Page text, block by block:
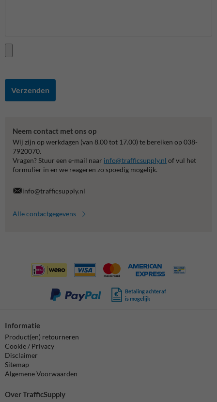
Verzenden
Neem contact met ons op
Wij zijn op werkdagen (van 8.00 tot 17.00) te bereiken op 038-
7920070.
Vragen? Stuur een e-mail naar info@trafficsupply.nl of vul het
formulier in en we reageren zo spoedig mogelijk.
info@trafficsupply.nl
Alle contactgegevens
Betaling achteraf
is mogelijk
Informatie
Product(en) retourneren
Cookie / Privacy
Disclaimer
Sitemap
Algemene Voorwaarden
Over TrafficSupply